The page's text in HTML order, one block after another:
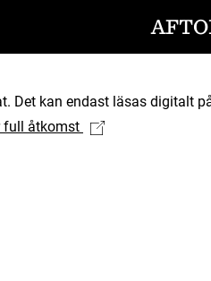
Det kan endast läsas digitalt
full åtkomst